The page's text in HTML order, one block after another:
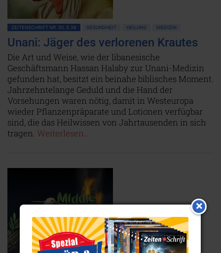
ZEITENSCHRIFT NR. 50, S.38 GESUNDHEIT HEILUNG MEDIZIN
Unani: Jäger des verlorenen Krautes
Die Art und Weise, wie der libanesische
Geschäftsmann Hassan Halaby zur Unani-Medizin
gefunden hat, besitzt ein beinahe biblisches Moment.
Jahrzehntelange Geduld und die Hand der
Vorsehungen waren nötig, damit in Westeuropa
wieder Pflanzenpräparate und Lotionen verfügbar
sind, die das Heilwissen von Jahrtausenden in sich
tragen. Weiterlesen...